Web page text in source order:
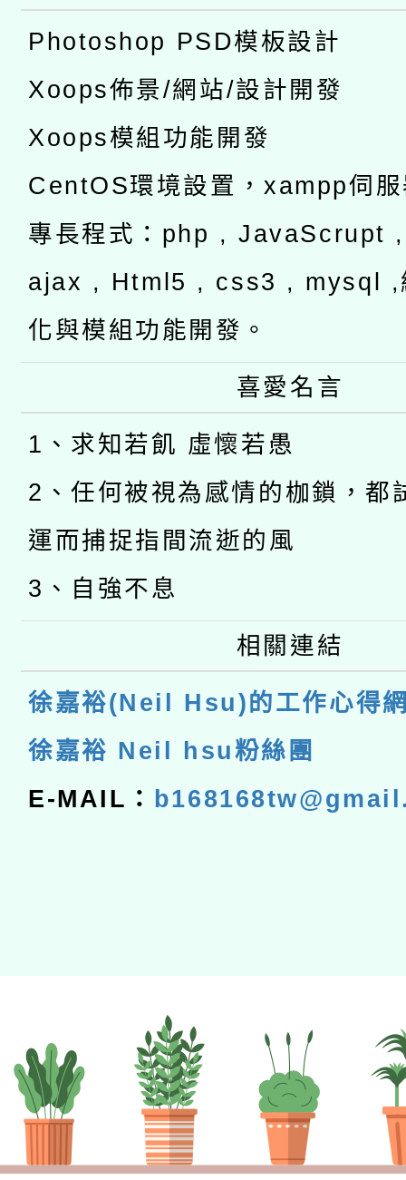
Photoshop PSD模板設計
Xoops佈景/網站/設計開發
Xoops模組功能開發
CentOS環境設置，xampp伺
專長程式：php , JavaScrupt
ajax , Html5 , css3 , mysql ,
化與模組功能開發。
喜愛名言
1、求知若飢 虛懷若愚
2、任何被視為感情的枷鎖，都
運而捕捉指間流逝的風
3、自強不息
相關連結
徐嘉裕(Neil Hsu)的工作心得
徐嘉裕 Neil hsu粉絲團
E-MAIL：